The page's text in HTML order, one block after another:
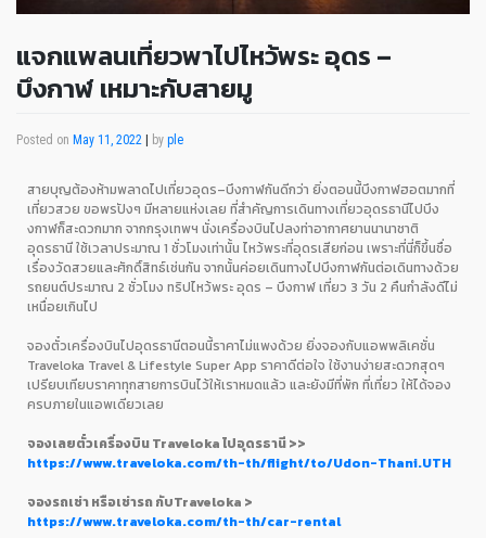
แจกแพลนเที่ยวพาไปไหว้พระ อุดร –
บึงกาฬ เหมาะกับสายมู
Posted on May 11, 2022 by ple
สายบุญต้องห้ามพลาดไปเที่ยวอุดร–บึงกาฬกันดีกว่า ยิ่งตอนนี้บึงกาฬฮอตมากที่
เที่ยวสวย ขอพรปังๆ มีหลายแห่งเลย ที่สำคัญการเดินทางเที่ยวอุดรธานีไปบึง
งกาฬก็สะดวกมาก จากกรุงเทพฯ นั่งเครื่องบินไปลงท่าอากาศยานนานาชาติ
อุดรธานี ใช้เวลาประมาณ 1 ชั่วโมงเท่านั้น ไหว้พระที่อุดรเสียก่อน เพราะที่นี่ก็ขึ้นชื่อ
เรื่องวัดสวยและศักดิ์สิทธ์เช่นกัน จากนั้นค่อยเดินทางไปบึงกาฬกันต่อเดินทางด้วย
รถยนต์ประมาณ 2 ชั่วโมง ทริปไหว้พระ อุดร – บึงกาฬ เที่ยว 3 วัน 2 คืนกำลังดีไม่
เหนื่อยเกินไป
จองตั๋วเครื่องบินไปอุดรธานีตอนนี้ราคาไม่แพงด้วย ยิ่งจองกับแอพพลิเคชั่น
Traveloka Travel & Lifestyle Super App ราคาดีต่อใจ ใช้งานง่ายสะดวกสุดๆ
เปรียบเทียบราคาทุกสายการบินไว้ให้เราหมดแล้ว และยังมีที่พัก ที่เที่ยว ให้ได้จอง
ครบภายในแอพเดียวเลย
จองเลยตั๋วเครื่องบินTravelokaไปอุดรธานี>>
https://www.traveloka.com/th-th/flight/to/Udon-Thani.UTH
จองรถเช่าหรือเช่ารถกับTraveloka >
https://www.traveloka.com/th-th/car-rental